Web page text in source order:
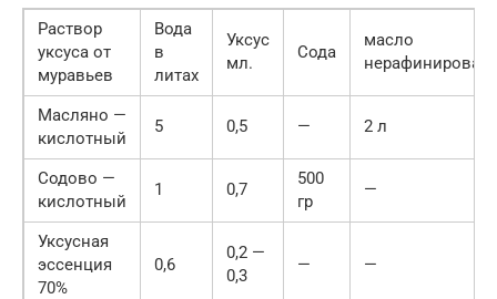
Раствор
уксуса от
муравьев
Вода
в
литах
Уксус
мл.
Сода
масло
Масляно —
кислотный
5 0,5 — 2 л
Содово —
кислотный
1 0,7
500
гр
—
Уксусная
эссенция
70%
0,6
0,2 —
0,3
— —